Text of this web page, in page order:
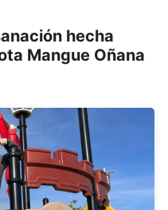
hecha
Mangue Oñana